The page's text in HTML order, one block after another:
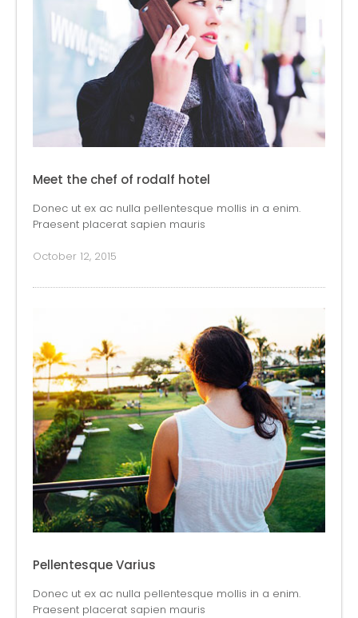
Meet the chef of rodalf hotel
Donec ut ex ac nulla pellentesque mollis in a enim.
Praesent placerat sapien mauris
October 12, 2015
Pellentesque Varius
Donec ut ex ac nulla pellentesque mollis in a enim.
Praesent placerat sapien mauris